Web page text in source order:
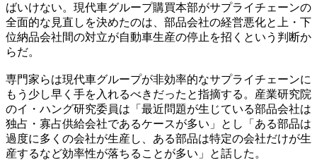
ばいけない。現代車グループ購買本部がサプライチェーンの
全面的な見直しを決めたのは、部品会社の経営悪化と上・下
位納品会社間の対立が自動車生産の停止を招くという判断か
らだ。
専門家らは現代車グループが非効率的なサプライチェーンに
もう少し早く手を入れるべきだったと指摘する。産業研究院
のイ・ハング研究委員は「最近問題が生じている部品会社は
独占・寡占供給会社であるケースが多い」とし「ある部品は
過度に多くの会社が生産し、ある部品は特定の会社だけが生
産するなど効率性が落ちることが多い」と話した。